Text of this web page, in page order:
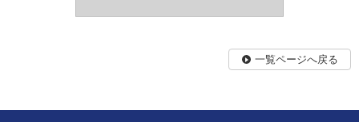
一覧ページへ戻る